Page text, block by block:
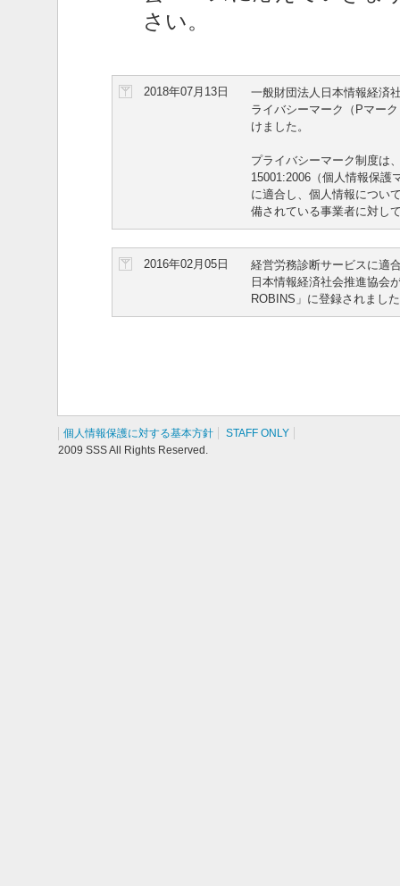
さい。
2018年07月13日
一般財団法人日本情報経済
ライバシーマーク（Pマー
けました。
プライバシーマーク制度は
15001:2006（個人情報保護
に適合し、個人情報につい
備されている事業者に対し
2016年02月05日
経営労務診断サービスに適
日本情報経済社会推進協会
ROBINS」に登録されまし
個人情報保護に対する基本方針
STAFF ONLY
2009 SSS All Rights Reserved.